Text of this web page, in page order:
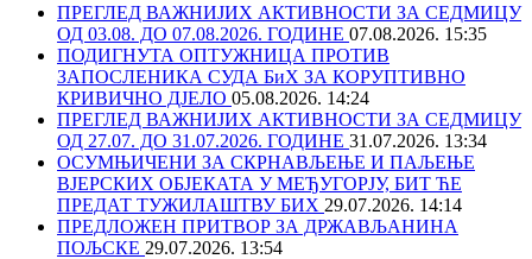
ПРЕГЛЕД ВАЖНИЈИХ АКТИВНОСТИ ЗА СЕДМИЦУ
ОД 03.08. ДО 07.08.2026. ГОДИНЕ 07.08.2026. 15:35
ПОДИГНУТА ОПТУЖНИЦА ПРОТИВ
ЗАПОСЛЕНИКА СУДА БиХ ЗА КОРУПТИВНО
КРИВИЧНО ДЈЕЛО 05.08.2026. 14:24
ПРЕГЛЕД ВАЖНИЈИХ АКТИВНОСТИ ЗА СЕДМИЦУ
ОД 27.07. ДО 31.07.2026. ГОДИНЕ 31.07.2026. 13:34
ОСУМЊИЧЕНИ ЗА СКРНАВЉЕЊЕ И ПАЉЕЊЕ
ВЈЕРСКИХ ОБЈЕКАТА У МЕЂУГОРЈУ, БИТ ЋЕ
ПРЕДАТ ТУЖИЛАШТВУ БИХ 29.07.2026. 14:14
ПРЕДЛОЖЕН ПРИТВОР ЗА ДРЖАВЉАНИНА
ПОЉСКЕ 29.07.2026. 13:54